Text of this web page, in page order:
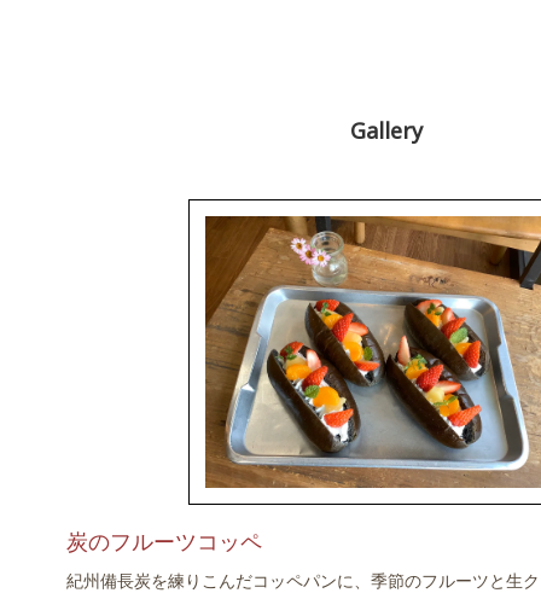
Gallery
炭のフルーツコッペ
紀州備長炭を練りこんだコッペパンに、季節のフルーツと生